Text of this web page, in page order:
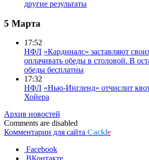
другие результаты
5 Марта
17:52
НФЛ «Кардиналс» заставляют
оплачивать обеды в столовой. В
обеды бесплатны
17:32
НФЛ «Нью-Ингленд» отчислит
Хойера
Архив новостей
Comments are disabled
Комментарии для сайта Cackle
Facebook